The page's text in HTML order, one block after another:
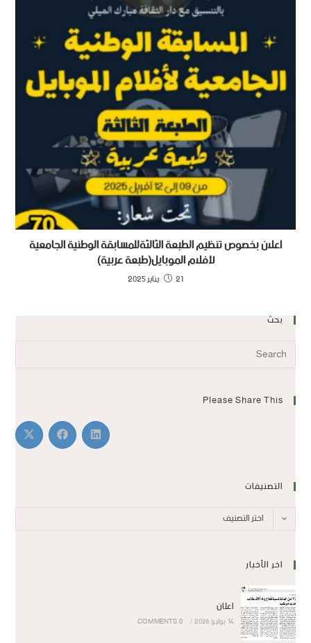
اعلان بخصوص تنظيم الطبعة الثالثةللمسابقة الوطنية الجامعية
لأفلام الموبايل(طبعة عربية)
21 يناير 2025
بحث
Please Share This
التصنيفات
اختر التصنيف
اخر الأخبار
اعلان
14 يوليو 2026 /
0 COMMENTS